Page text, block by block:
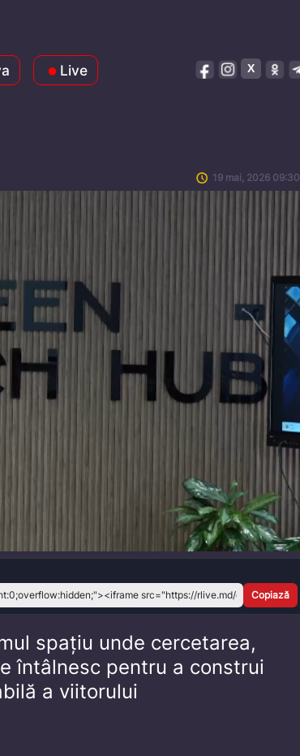
Live
19 mai, 2026 09:30
Copiază
spațiu unde cercetarea,
întâlnesc pentru a construi
a viitorului